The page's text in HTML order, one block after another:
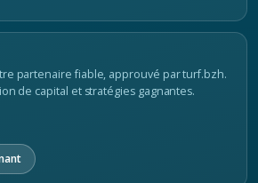
partenaire fiable, approuvé par turf.bzh.
de capital et stratégies gagnantes.